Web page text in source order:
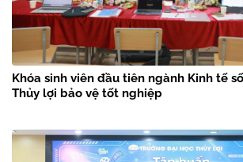
Khóa sinh viên đầu tiên ngành Kinh tế
Thủy lợi bảo vệ tốt nghiệp